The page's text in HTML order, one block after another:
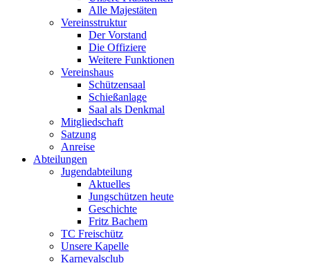
Alle Majestäten
Vereinsstruktur
Der Vorstand
Die Offiziere
Weitere Funktionen
Vereinshaus
Schützensaal
Schießanlage
Saal als Denkmal
Mitgliedschaft
Satzung
Anreise
Abteilungen
Jugendabteilung
Aktuelles
Jungschützen heute
Geschichte
Fritz Bachem
TC Freischütz
Unsere Kapelle
Karnevalsclub